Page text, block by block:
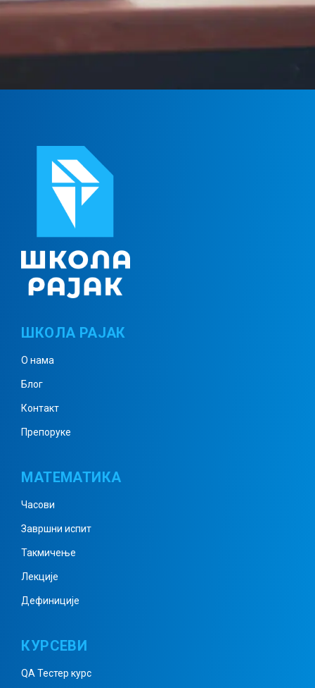
ШКОЛА РАЈАК
О нама
Блог
Контакт
Препоруке
МАТЕМАТИКА
Часови
Завршни испит
Такмичење
Лекције
Дефиниције
КУРСЕВИ
QA Тестер курс